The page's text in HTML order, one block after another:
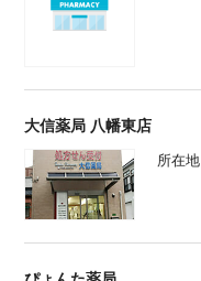
大信薬局 八幡東店
所在地